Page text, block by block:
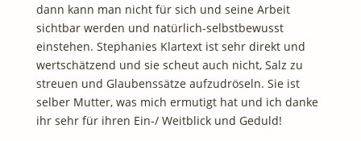
dann kann man nicht für sich und seine Arbeit
sichtbar werden und natürlich-selbstbewusst
einstehen. Stephanies Klartext ist sehr direkt und
wertschätzend und sie scheut auch nicht, Salz zu
streuen und Glaubenssätze aufzudröseln. Sie ist
selber Mutter, was mich ermutigt hat und ich danke
ihr sehr für ihren Ein-/ Weitblick und Geduld!